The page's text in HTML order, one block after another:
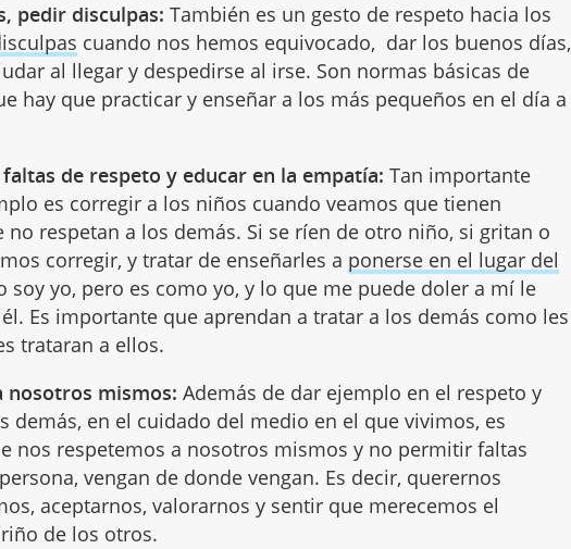
pedir disculpas: También es un gesto de respeto hacia los
cuando nos hemos equivocado, dar los buenos días,
al llegar y despedirse al irse. Son normas básicas de
hay que practicar y enseñar a los más pequeños en el día a
de respeto y educar en la empatía: Tan importante
es corregir a los niños cuando veamos que tienen
no respetan a los demás. Si se ríen de otro niño, si gritan o
corregir, y tratar de enseñarles a ponerse en el lugar del
soy yo, pero es como yo, y lo que me puede doler a mí le
Es importante que aprendan a tratar a los demás como les
trataran a ellos.
nosotros mismos:Además de dar ejemplo en el respeto y
demás, en el cuidado del medio en el que vivimos, es
nos respetemos a nosotros mismos y no permitir faltas
vengan de donde vengan. Es decir, querernos
aceptarnos, valorarnos y sentir que merecemos el
de los otros.